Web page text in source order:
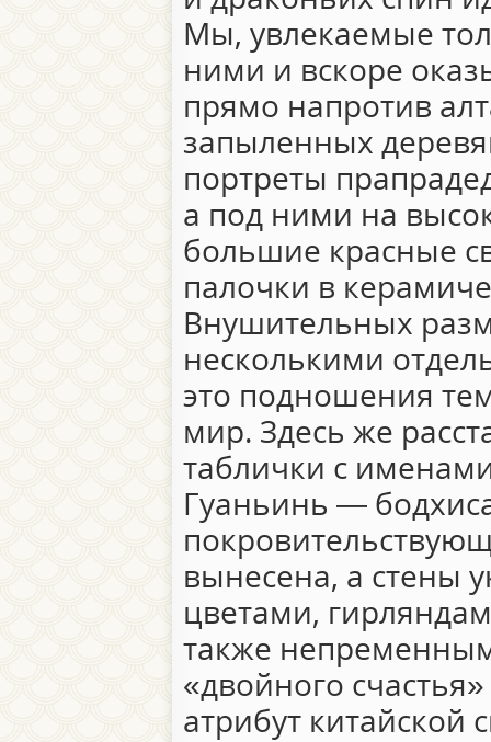
Мы, увлекаемые
ними и вскоре
прямо напротив
запыленных
портреты
а под ними на
большие красные
палочки в
Внушительных
несколькими
это подношения
мир. Здесь же
таблички с
Гуаньинь —
вынесена, а стены
цветами,
также
«двойного
атрибут китайской